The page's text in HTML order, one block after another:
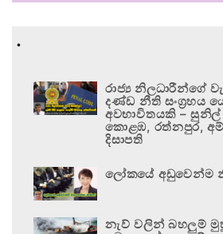
.
රාජ්‍ය නිලධාරීන්ගේ
දණ්ඩ නීති සංග්‍රහය
අවභාවිතයකි –
කොළඹ, රත්නපුර,
දිසාපති
ලෝකයේ අඩුවෙන්ම
නැව් වලින් බහලුම්